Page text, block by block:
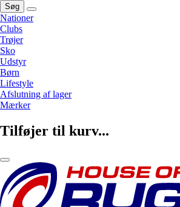
Søg
Nationer
Clubs
Trøjer
Sko
Udstyr
Børn
Lifestyle
Afslutning af lager
Mærker
Tilføjer til kurv...